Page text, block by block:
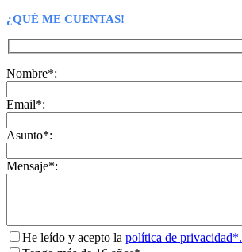
¿QUÉ ME CUENTAS!
Nombre*:
Email*:
Asunto*:
Mensaje*:
He leído y acepto la política de privacidad*.